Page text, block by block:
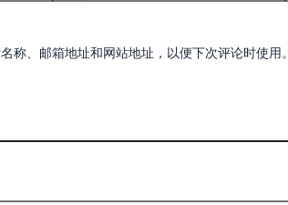
称、邮箱地址和网站地址，以便下次评论时使用。